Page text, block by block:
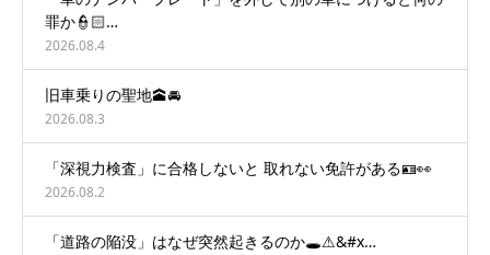
罪か👮🏻…
2026.08.4
旧車乗りの聖地🕋🚘
2026.08.3
「深視力検査」に合格しないと 取れない免許がある🪪👀
2026.08.2
「道路の陥没」はなぜ突然起きるのか🕳️⚠&#x…